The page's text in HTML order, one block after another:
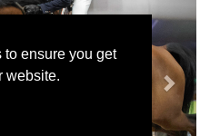
ensure you get
website.
Next